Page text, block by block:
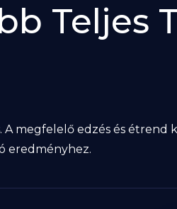
Teljes
megfelelő edzés és étrend
eredményhez.